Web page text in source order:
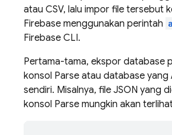
atau CSV, lalu impor file tersebut
Firebase menggunakan perintah
Firebase CLI.
Pertama-tama, ekspor database
konsol Parse atau database yang
sendiri. Misalnya, file JSON yang
konsol Parse mungkin akan